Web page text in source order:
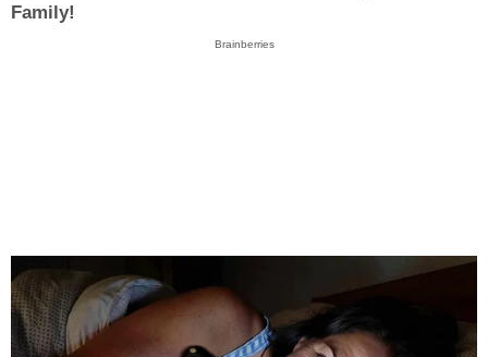
Family!
Brainberries